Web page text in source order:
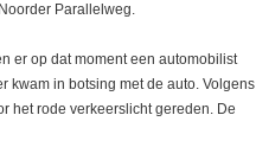
Parallelweg.
er op dat moment een automobilist
kwam in botsing met de auto. Volgens
het rode verkeerslicht gereden. De